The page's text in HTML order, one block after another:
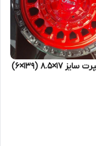
رینگ اسپرت سایز ۱۷×۸.۵ (۱۳۹×۶)